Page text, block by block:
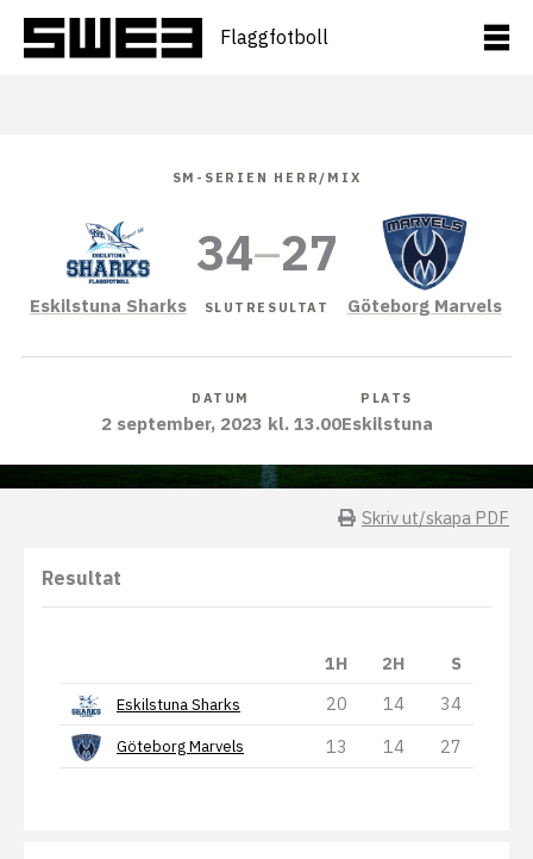
innehåll
Flaggfotboll
SM-SERIEN HERR/MIX
Eskilstuna Sharks
34–27
SLUTRESULTAT Göteborg Marvels
DATUM
2 september, 2023 kl. 13.00
PLATS
Eskilstuna
Skriv ut/skapa PDF
Resultat
1H 2H S
Eskilstuna Sharks 20 14 34
Göteborg Marvels 13 14 27